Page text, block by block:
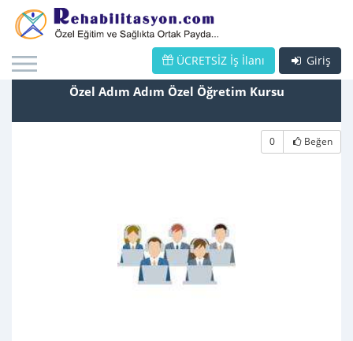
Giriş
ÜCRETSİZ İş İlanı
Özel Adım Adım Özel Öğretim Kursu
0 Beğen